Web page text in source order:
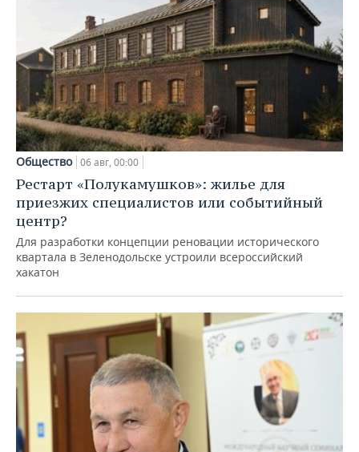
Общество 06 авг, 00:00
Рестарт «Полукамушков»: жилье для
приезжих специалистов или событийный
центр?
Для разработки концепции реновации исторического
квартала в Зеленодольске устроили всероссийский
хакатон